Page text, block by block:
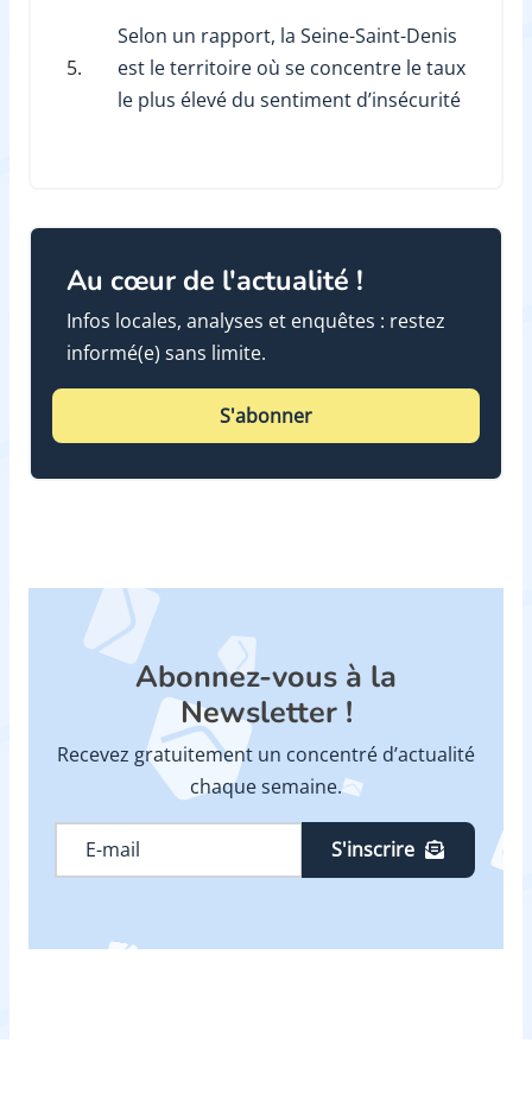
5.
Selon un rapport, la Seine-Saint-Denis
est le territoire où se concentre le taux
le plus élevé du sentiment d’insécurité
Au cœur de l'actualité !
Infos locales, analyses et enquêtes : restez
informé(e) sans limite.
S'abonner
Abonnez-vous à la
Newsletter !
Recevez gratuitement un concentré d’actualité
chaque semaine.
S'inscrire